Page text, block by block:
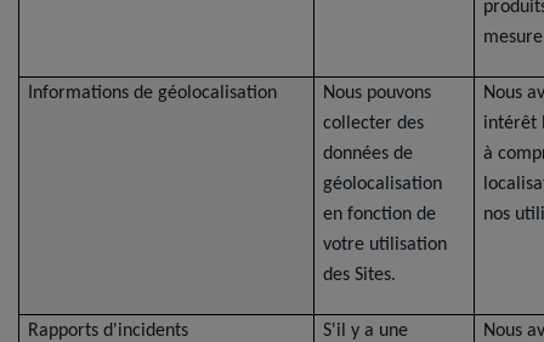
Informations de géolocalisation
Nous pouvons
collecter des
données de
géolocalisation
en fonction de
votre utilisation
des Sites.
Nous
intérêt
à
nos
Rapports d'incidents
S'il y a une
Nous